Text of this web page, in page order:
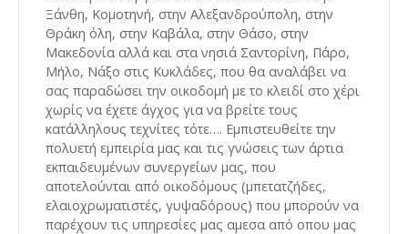
Ξάνθη, Κομοτηνή, στην Αλεξανδρούπολη, στην
Θράκη όλη, στην Καβάλα, στην Θάσο, στην
Μακεδονία αλλά και στα νησιά Σαντορίνη, Πάρο,
Μήλο, Νάξο στις Κυκλάδες, που θα αναλάβει να
σας παραδώσει την οικοδομή με το κλειδί στο χέρι
χωρίς να έχετε άγχος για να βρείτε τους
κατάλληλους τεχνίτες τότε…. Εμπιστευθείτε την
πολυετή εμπειρία μας και τις γνώσεις των άρτια
εκπαιδευμένων συνεργείων μας, που
αποτελούνται από οικοδόμους (μπετατζήδες,
ελαιοχρωματιστές, γυψαδόρους) που μπορούν να
παρέχουν τις υπηρεσίες μας αμεσα από οπου μας